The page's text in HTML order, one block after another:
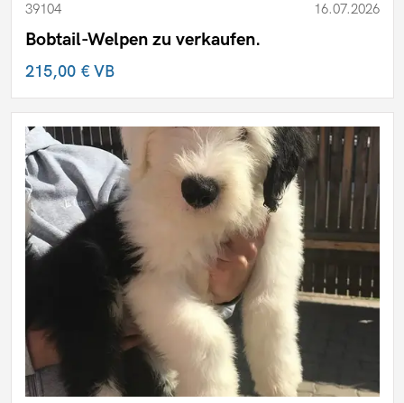
39104 16.07.2026
Bobtail-Welpen zu verkaufen.
215,00 €VB